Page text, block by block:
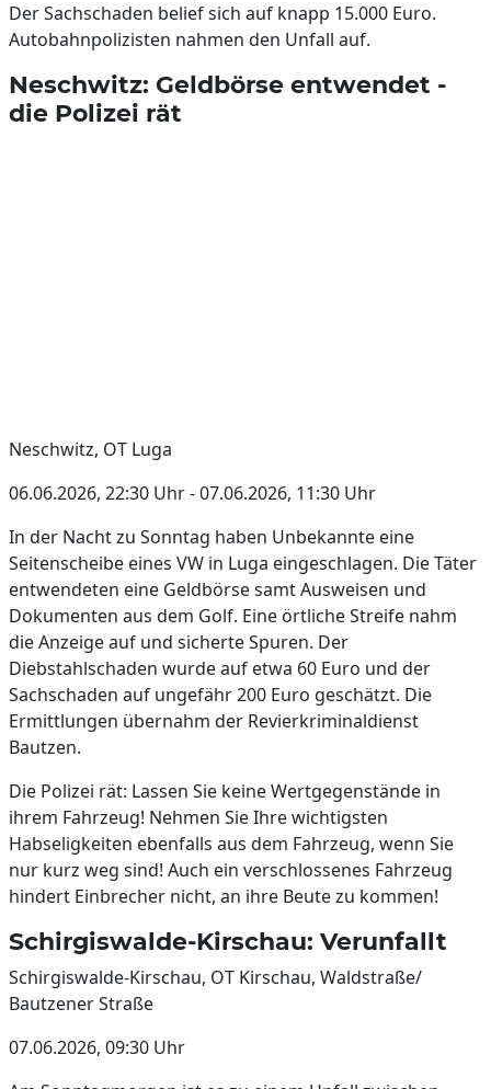
Der Sachschaden belief sich auf knapp 15.000 Euro.
Autobahnpolizisten nahmen den Unfall auf.
Neschwitz: Geldbörse entwendet -
die Polizei rät
Neschwitz, OT Luga
06.06.2026, 22:30 Uhr - 07.06.2026, 11:30 Uhr
In der Nacht zu Sonntag haben Unbekannte eine
Seitenscheibe eines VW in Luga eingeschlagen. Die Täter
entwendeten eine Geldbörse samt Ausweisen und
Dokumenten aus dem Golf. Eine örtliche Streife nahm
die Anzeige auf und sicherte Spuren. Der
Diebstahlschaden wurde auf etwa 60 Euro und der
Sachschaden auf ungefähr 200 Euro geschätzt. Die
Ermittlungen übernahm der Revierkriminaldienst
Bautzen.
Die Polizei rät: Lassen Sie keine Wertgegenstände in
ihrem Fahrzeug! Nehmen Sie Ihre wichtigsten
Habseligkeiten ebenfalls aus dem Fahrzeug, wenn Sie
nur kurz weg sind! Auch ein verschlossenes Fahrzeug
hindert Einbrecher nicht, an ihre Beute zu kommen!
Schirgiswalde-Kirschau: Verunfallt
Schirgiswalde-Kirschau, OT Kirschau, Waldstraße/
Bautzener Straße
07.06.2026, 09:30 Uhr